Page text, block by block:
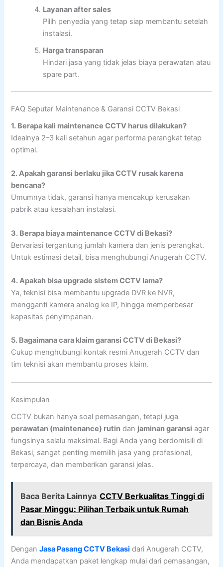
Layanan after sales
Pilih penyedia yang tetap siap membantu setelah
instalasi.
Harga transparan
Hindari jasa yang tidak jelas biaya perawatan atau
spare part.
FAQ Seputar Maintenance & Garansi CCTV Bekasi
1. Berapa kali maintenance CCTV harus dilakukan?
Idealnya 2–3 kali setahun agar performa perangkat tetap
optimal.
2. Apakah garansi berlaku jika CCTV rusak karena
bencana?
Umumnya tidak, garansi hanya mencakup kerusakan
pabrik atau kesalahan instalasi.
3. Berapa biaya maintenance CCTV di Bekasi?
Bervariasi tergantung jumlah kamera dan jenis perangkat.
Untuk estimasi detail, bisa menghubungi Anugerah CCTV.
4. Apakah bisa upgrade sistem CCTV lama?
Ya, teknisi bisa membantu upgrade DVR ke NVR,
mengganti kamera analog ke IP, hingga memperbesar
kapasitas penyimpanan.
5. Bagaimana cara klaim garansi CCTV di Bekasi?
Cukup menghubungi kontak resmi Anugerah CCTV dan
tim teknisi akan membantu proses klaim.
Kesimpulan
CCTV bukan hanya soal pemasangan, tetapi juga
perawatan (maintenance) rutin dan jaminan garansi agar
fungsinya selalu maksimal. Bagi Anda yang berdomisili di
Bekasi, sangat penting memilih jasa yang profesional,
terpercaya, dan memberikan garansi jelas.
Baca Berita Lainnya CCTV Berkualitas Tinggi di
Pasar Minggu: Pilihan Terbaik untuk Rumah
dan Bisnis Anda
DenganJasa Pasang CCTV Bekasi dari Anugerah CCTV,
Anda mendapatkan paket lengkap mulai dari pemasangan,